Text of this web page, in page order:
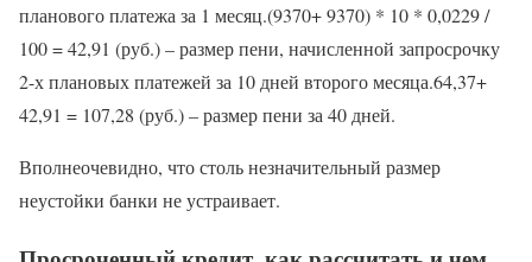
планового платежа за 1 месяц.(9370+ 9370) * 10 * 0,0229 /
100 = 42,91 (руб.) – размер пени, начисленной запросрочку
2-х плановых платежей за 10 дней второго месяца.64,37+
42,91 = 107,28 (руб.) – размер пени за 40 дней.
Вполнеочевидно, что столь незначительный размер
неустойки банки не устраивает.